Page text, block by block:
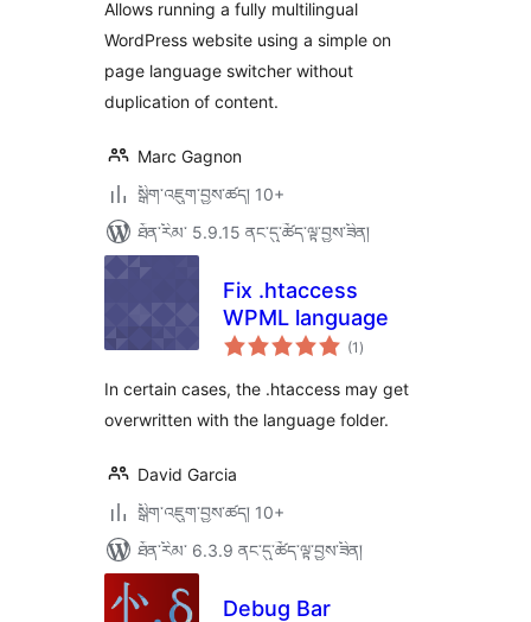
Allows running a fully multilingual
WordPress website using a simple on
page language switcher without
duplication of content.
Marc Gagnon
སྒྲིག་འཇུག་བྱས་ཚད། 10+
ཐོན་རིམ་ 5.9.15 ནང་དུ་ཚོད་ལྟ་བྱས་ཟིན།
Fix .htaccess
WPML language
(1 གདེང་
འཇོག་
ཚང་།
)
In certain cases, the .htaccess may get
overwritten with the language folder.
David Garcia
སྒྲིག་འཇུག་བྱས་ཚད། 10+
ཐོན་རིམ་ 6.3.9 ནང་དུ་ཚོད་ལྟ་བྱས་ཟིན།
Debug Bar